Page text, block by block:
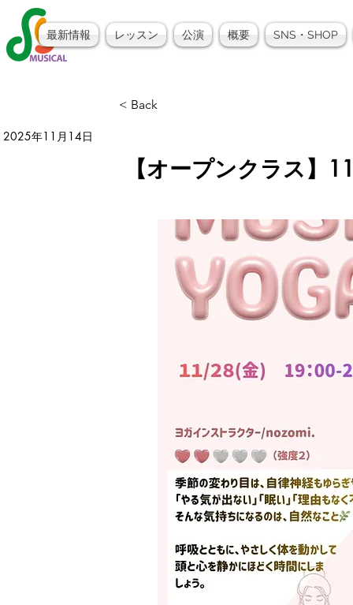
最新情報 レッスン 公演 概要 SNS・SHOP
< Back
2025年11月14日
【オープンクラス】